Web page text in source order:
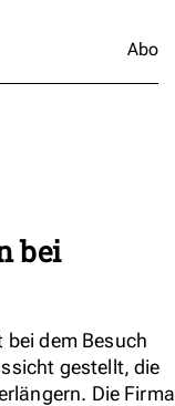
Abo
bei
dem Besuch
gestellt, die
Die Firma